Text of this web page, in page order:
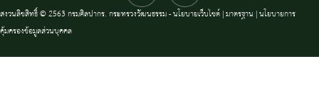
สงวนลิขสิทธิ์ © 2563 กรมศิลปากร. กระทรวงวัฒนธรรม -นโยบายเว็บไซต์|มาตรฐาน |นโยบายการ
คุ้มครองข้อมูลส่วนบุคคล